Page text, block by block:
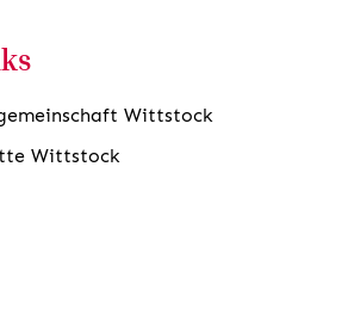
Wittstock
Wittstock